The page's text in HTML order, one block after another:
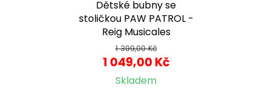
Dětské bubny se
stoličkou PAW PATROL -
Reig Musicales
1 399,00 Kč
1 049,00 Kč
Skladem